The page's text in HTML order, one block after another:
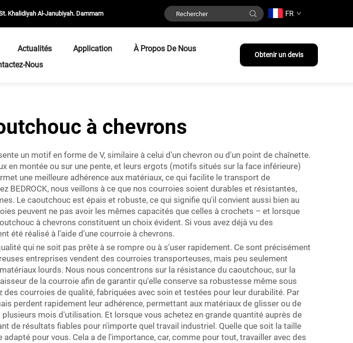
Khalidiyah Al-Janubiyah. Dammam FR
Actualités Application
À Propos De Nous
Nous
Obtenir un devis
à chevrons
un motif en forme de V, similaire à celui d'un chevron ou d'un point de chaînette.
montée ou sur une pente, et leurs ergots (motifs situés sur la face inférieure)
une meilleure adhérence aux matériaux, ce qui facilite le transport de
BEDROCK, nous veillons à ce que nos courroies soient durables et résistantes,
Le caoutchouc est épais et robuste, ce qui signifie qu'il convient aussi bien au
peuvent ne pas avoir les mêmes capacités que celles à crochets – et lorsque
à chevrons constituent un choix évident. Si vous avez déjà vu des
été réalisé à l'aide d'une courroie à chevrons.
qui ne soit pas prête à se rompre ou à s'user rapidement. Ce sont précisément
entreprises vendent des courroies transporteuses, mais peu seulement
lourds. Nous nous concentrons sur la résistance du caoutchouc, sur la
de la courroie afin de garantir qu'elle conserve sa robustesse même sous
courroies de qualité, fabriquées avec soin et testées pour leur durabilité. Par
perdent rapidement leur adhérence, permettant aux matériaux de glisser ou de
mois d'utilisation. Et lorsque vous achetez en grande quantité auprès de
de résultats fiables pour n'importe quel travail industriel. Quelle que soit la taille
pour vous. Cela a de l'importance, car, comme pour tout, travailler avec des